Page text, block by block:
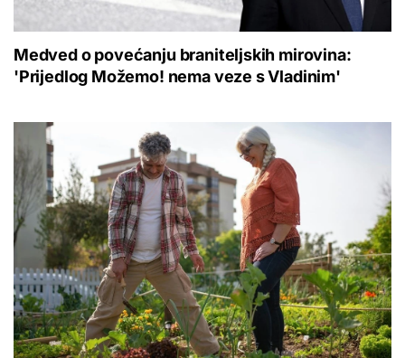
Medved o povećanju braniteljskih mirovina:
'Prijedlog Možemo! nema veze s Vladinim'